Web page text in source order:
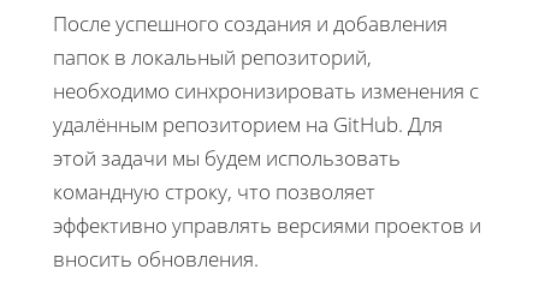
После успешного создания и добавления
папок в локальный репозиторий,
необходимо синхронизировать изменения с
удалённым репозиторием на GitHub. Для
этой задачи мы будем использовать
командную строку, что позволяет
эффективно управлять версиями проектов и
вносить обновления.